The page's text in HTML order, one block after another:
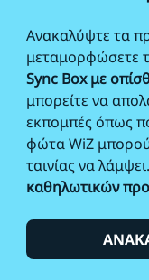
Ανακαλύψτε τα
μεταμορφώσετε
Sync Box με
μπορείτε να
εκπομπές όπως
φώτα WiZ
ταινίας να
καθηλωτικών